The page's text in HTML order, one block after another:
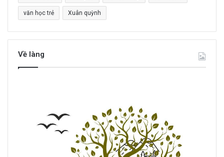
văn học trẻ Xuân quỳnh
Về làng